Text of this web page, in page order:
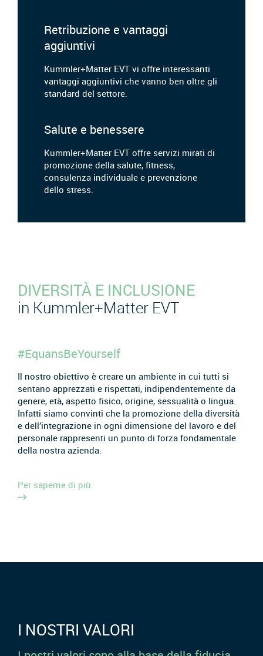
Retribuzione e vantaggi
aggiuntivi
Kummler+Matter EVT vi offre interessanti
vantaggi aggiuntivi che vanno ben oltre gli
standard del settore.
Salute e benessere
Kummler+Matter EVT offre servizi mirati di
promozione della salute, fitness,
consulenza individuale e prevenzione
dello stress.
DIVERSITÀ E INCLUSIONE
in Kummler+Matter EVT
#EquansBeYourself
Il nostro obiettivo è creare un ambiente in cui tutti si
sentano apprezzati e rispettati, indipendentemente da
genere, età, aspetto fisico, origine, sessualità o lingua.
Infatti siamo convinti che la promozione della diversità
e dell’integrazione in ogni dimensione del lavoro e del
personale rappresenti un punto di forza fondamentale
della nostra azienda.
Per saperne di più
I NOSTRI VALORI